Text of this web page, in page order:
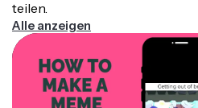
Alle anzeigen